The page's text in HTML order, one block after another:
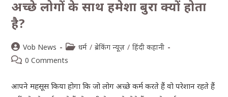
अच्छे लोगों के साथ हमेशा बुरा क्यों होता
है?
Vob News धर्म / ब्रेकिंग न्यूज़ / हिंदी कहानी
0 Comments
आपने महसूस किया होगा कि जो लोग अच्छे कर्म करते हैं वो परेशान रहते हैं